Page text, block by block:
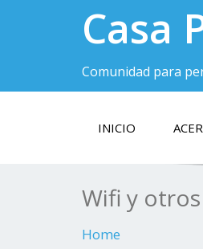
Casa
Comunidad para
INICIO
Wifi y
Home